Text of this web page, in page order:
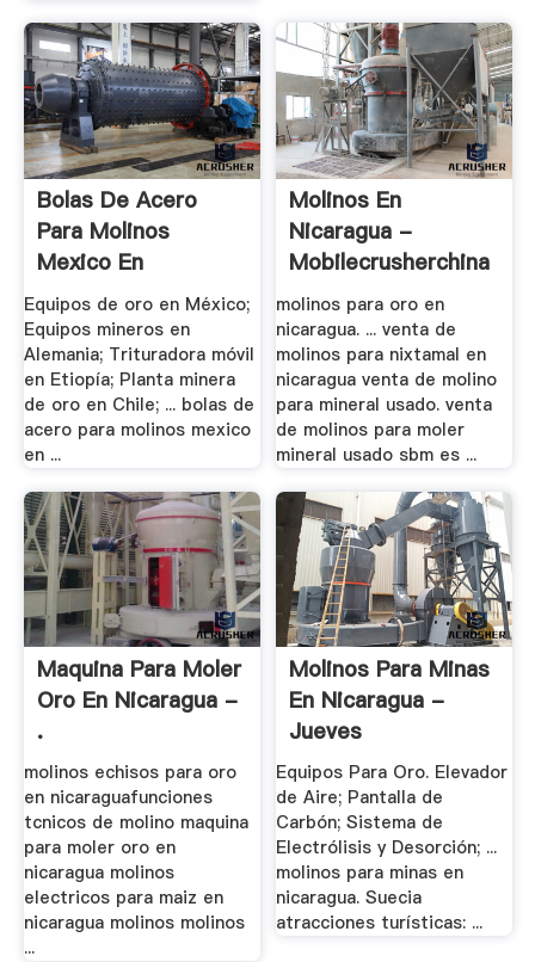
Bolas De Acero
Para Molinos
Mexico En
Nicaragua ...
Equipos de oro en México;
Equipos mineros en
Alemania; Trituradora móvil
en Etiopía; Planta minera
de oro en Chile; ... bolas de
acero para molinos mexico
en ...
Molinos En
Nicaragua -
Mobilecrusherchina
molinos para oro en
nicaragua. ... venta de
molinos para nixtamal en
nicaragua venta de molino
para mineral usado. venta
de molinos para moler
mineral usado sbm es ...
Maquina Para Moler
Oro En Nicaragua -
.
molinos echisos para oro
en nicaraguafunciones
tcnicos de molino maquina
para moler oro en
nicaragua molinos
electricos para maiz en
nicaragua molinos molinos
...
Molinos Para Minas
En Nicaragua -
Jueves
Equipos Para Oro. Elevador
de Aire; Pantalla de
Carbón; Sistema de
Electrólisis y Desorción; ...
molinos para minas en
nicaragua. Suecia
atracciones turísticas: ...